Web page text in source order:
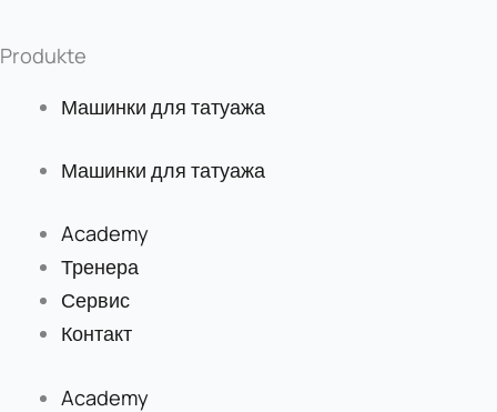
Produkte
Машинки для татуажа
Машинки для татуажа
Academy
Тренера
Сервис
Контакт
Academy